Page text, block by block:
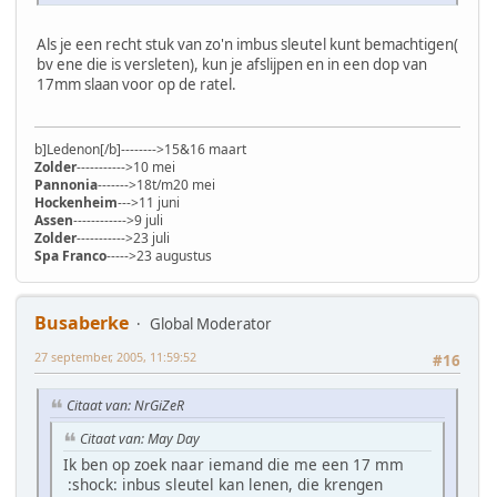
Als je een recht stuk van zo'n imbus sleutel kunt bemachtigen(
bv ene die is versleten), kun je afslijpen en in een dop van
17mm slaan voor op de ratel.
b]Ledenon[/b]-------->15&16 maart
Zolder----------->10 mei
Pannonia------->18t/m20 mei
Hockenheim--->11 juni
Assen------------>9 juli
Zolder----------->23 juli
Spa Franco----->23 augustus
Busaberke
Global Moderator
#16
27 september, 2005, 11:59:52
Citaat van: NrGiZeR
Citaat van: May Day
Ik ben op zoek naar iemand die me een 17 mm
:shock: inbus sleutel kan lenen, die krengen